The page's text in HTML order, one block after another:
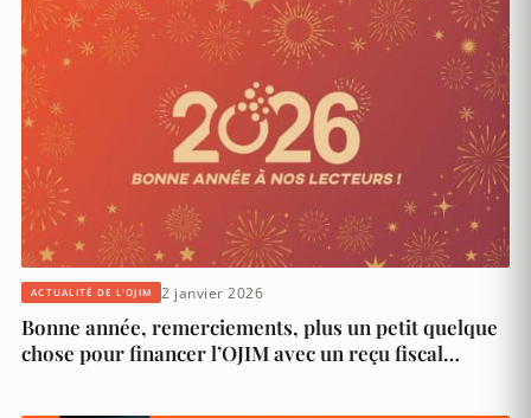
ACTUALITÉ DE L'OJIM 2 janvier 2026
Bonne année, remerciements, plus un petit quelque
chose pour financer l’OJIM avec un reçu fiscal…